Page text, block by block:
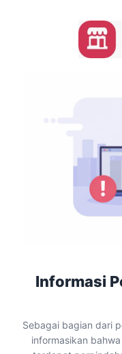
Informasi
Sebagai bagian dari
informasikan